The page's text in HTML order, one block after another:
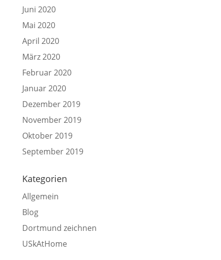
Juni 2020
Mai 2020
April 2020
März 2020
Februar 2020
Januar 2020
Dezember 2019
November 2019
Oktober 2019
September 2019
Kategorien
Allgemein
Blog
Dortmund zeichnen
USkAtHome